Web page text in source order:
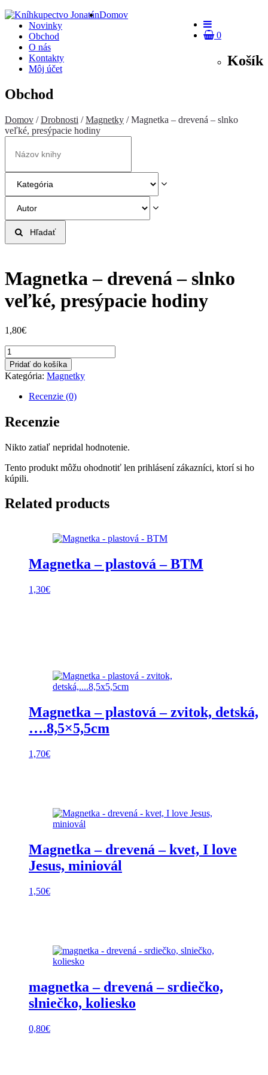
0
Košík
Domov
Novinky
Obchod
O nás
Kontakty
Môj účet
Obchod
Domov /Drobnosti /Magnetky / Magnetka – drevená – slnko
veľké, presýpacie hodiny
Hľadať
Magnetka – drevená – slnko
veľké, presýpacie hodiny
1,80€
množstvo
Magnetka
-
drevená
veľké,
presýpacie
Pridať do košíka
Kategória: Magnetky
Recenzie (0)
Recenzie
Nikto zatiaľ nepridal hodnotenie.
Tento produkt môžu ohodnotiť len prihlásení zákazníci, ktorí si ho
kúpili.
Related products
Magnetka – plastová – BTM
1,30€
Magnetka – plastová – zvitok, detská,
….8,5×5,5cm
1,70€
Magnetka – drevená – kvet, I love
Jesus, miniovál
1,50€
magnetka – drevená – srdiečko,
slniečko, koliesko
0,80€